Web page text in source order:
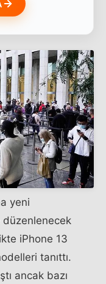
yeni
düzenlenecek
iPhone 13
tanıttı.
ancak bazı